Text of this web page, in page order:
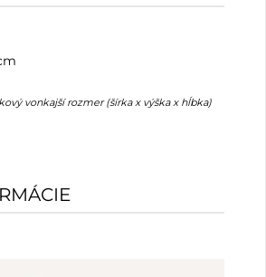
vonkajší rozmer (šírka x výška x hĺbka)